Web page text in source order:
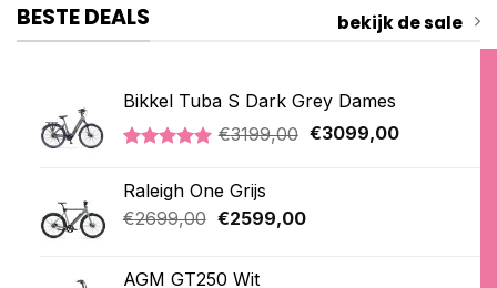
BESTE DEALS bekijk de sale
Bikkel Tuba S Dark Grey Dames
5.00 op 5
gebaseerd
op
klantbeoordeling
€3199,00 Oorspronkelijke
€3099,00Huidige
Raleigh One Grijs
€2699,00 Oorspronkelijke
€2599,00Huidige
AGM GT250 Wit